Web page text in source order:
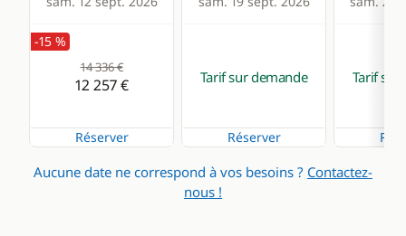
-15 %
14 336 €
12 257 €
Réserver
Tarif sur demande
Réserver
Tarif sur
Aucune date ne correspond à vos besoins ? Contactez-
nous !